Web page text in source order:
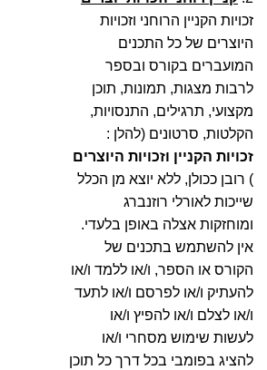
זכויות הקניין הרוחני וזכויות
היוצרים של כל התכנים
המועברים בקורס ובספר
לרבות מצגות, תמונות, תוכן
מקצועי, תרגילים, התנסויות,
הקלטות, סרטונים (להלן :
זכויות הקניין וזכויות היוצרים
) רובן ככולן, ללא יוצא מן הכלל
שייכות לאורלי רוזנברג
ומוחזקות אצלה באופן בלעדי.
אין להשתמש בתכנים של
הקורס או הספר, ו/או ללמד ו/או
להעתיק ו/או לפרסם ו/או לתעד
ו/או לצלם ו/או להפיץ ו/או
לעשות שימוש מסחרי ו/או
להציג בפומבי בכל דרך כל תוכן